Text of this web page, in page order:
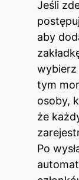
Jeśli
aby
wybierz
tym
osoby,
że
Po